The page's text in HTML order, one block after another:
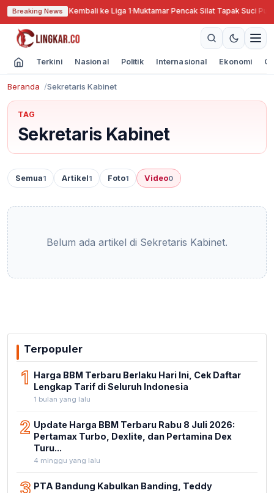
Breaking News
Dukung PSIS Kembali ke Liga 1·Muktamar Pencak Silat Tapak Suci Putra
Terkini Nasional Politik Internasional Ekonomi
Beranda Sekretaris Kabinet
TAG
Sekretaris Kabinet
Semua1 Artikel1 Foto1 Video0
Belum ada artikel di Sekretaris Kabinet.
Terpopuler
1 Harga BBM Terbaru Berlaku Hari Ini, Cek Daftar
Lengkap Tarif di Seluruh Indonesia
1 bulan yang lalu
2 Update Harga BBM Terbaru Rabu 8 Juli 2026:
Pertamax Turbo, Dexlite, dan Pertamina Dex
Turu...
4 minggu yang lalu
PTA Bandung Kabulkan Banding, Teddy